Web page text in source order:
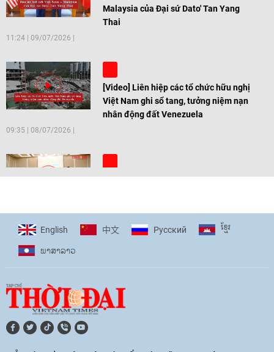
Malaysia của Đại sứ Dato' Tan Yang
Thai
11:24 09/07/2026
[Video] Liên hiệp các tổ chức hữu nghị
Việt Nam ghi sổ tang, tưởng niệm nạn
nhân động đất Venezuela
09:35 08/07/2026
[Video] Trẻ em Đông Á cùng kiến tạo
11:10|17/06/2026
English 中文 Pусский ខ្មែរ
ພາ​ສາ​ລາວ